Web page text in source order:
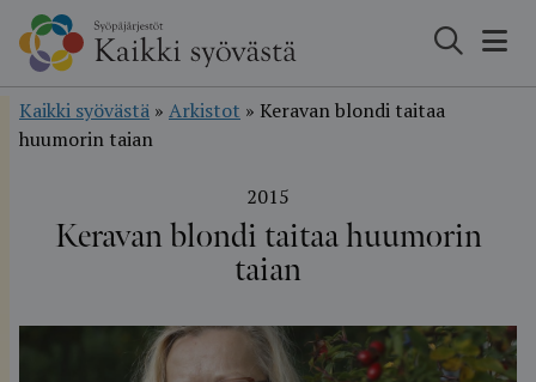
Hyppää
sisältöön
Kaikki syövästä » Arkistot » Keravan blondi taitaa
huumorin taian
2015
Keravan blondi taitaa huumorin
taian